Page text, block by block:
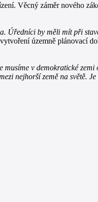
Věcný záměr nového
Úředníci by měli mít při
územně plánovací
v demokratické
nejhorší země na světě.